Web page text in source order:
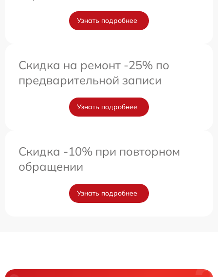
Узнать подробнее
Скидка на ремонт -25% по
предварительной записи
Узнать подробнее
Скидка -10% при повторном
обращении
Узнать подробнее